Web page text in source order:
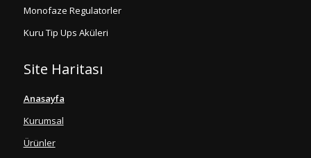
Monofaze Regulatorler
Kuru Tip Ups Aküleri
Site Haritası
Anasayfa
Kurumsal
Ürünler